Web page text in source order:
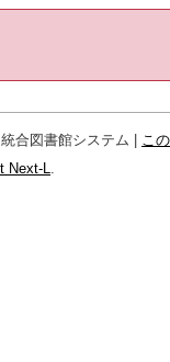
合図書館システム | こ
Next-L.